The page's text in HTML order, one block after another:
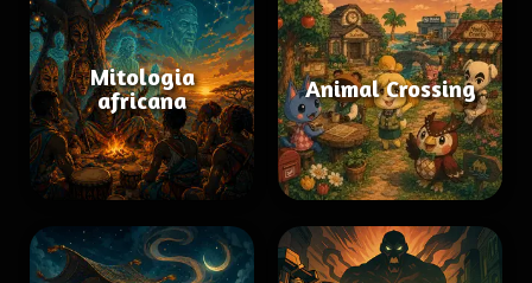
Mitologia
africana
Animal Crossing